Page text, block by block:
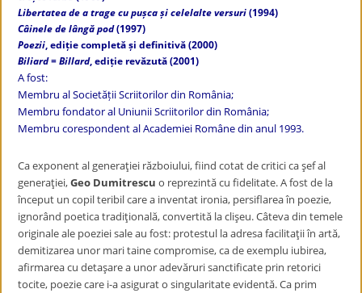
Libertatea de a trage cu pușca și celelalte versuri(1994)
Câinele de lângă pod(1997)
Poezii, ediție completă și definitivă (2000)
Biliard = Billard, ediție revăzută (2001)
A fost:
Membru al Societății Scriitorilor din România;
Membru fondator al Uniunii Scriitorilor din România;
Membru corespondent al Academiei Române din anul 1993.
Ca exponent al generaţiei războiului, fiind cotat de critici ca şef al
generaţiei,Geo Dumitrescuo reprezintă cu fidelitate. A fost de la
început un copil teribil care a inventat ironia, persiflarea în poezie,
ignorând poetica tradiţională, convertită la clişeu. Câteva din temele
originale ale poeziei sale au fost: protestul la adresa facilitaţii în artă,
demitizarea unor mari taine compromise, ca de exemplu iubirea,
afirmarea cu detaşare a unor adevăruri sanctificate prin retorici
tocite, poezie care i-a asigurat o singularitate evidentă. Ca prim